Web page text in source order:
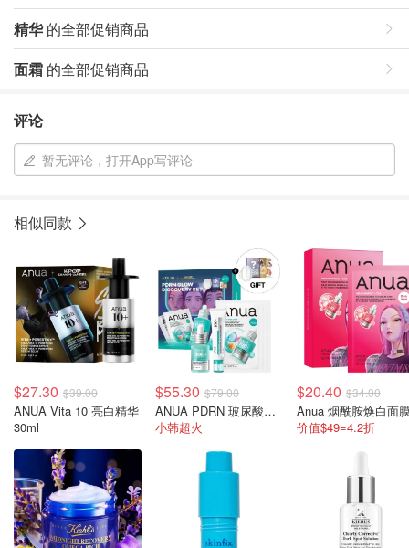
精华的全部促销商品
面霜 的全部促销商品
评论
暂无评论，打开App写评论
相似同款
$27.30 $39.00
ANUA Vita 10 亮白精华
30ml
$55.30 $79.00
ANUA PDRN 玻尿酸精华30ml+面霜60ml+面膜x3片
小韩超火
$20.40 $34.00
价值$49=4.2折